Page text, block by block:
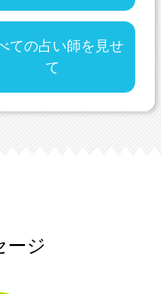
ての占い師を見せ
て
ージ